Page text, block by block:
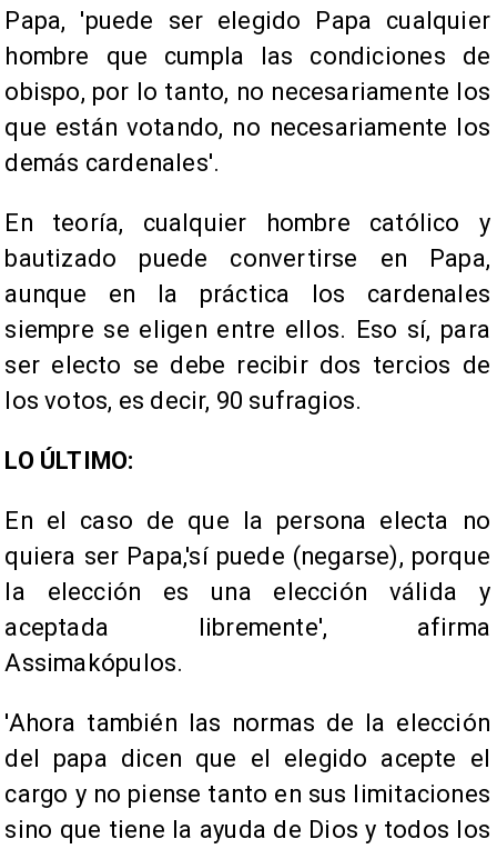
Papa, 'puede ser elegido Papa cualquier
hombre que cumpla las condiciones de
obispo, por lo tanto, no necesariamente los
que están votando, no necesariamente los
demás cardenales'.
En teoría, cualquier hombre católico y
bautizado puede convertirse en Papa,
aunque en la práctica los cardenales
siempre se eligen entre ellos. Eso sí, para
ser electo se debe recibir dos tercios de
los votos, es decir, 90 sufragios.
LO ÚLTIMO:
En el caso de que la persona electa no
quiera ser Papa,'sí puede (negarse), porque
la elección es una elección válida y
aceptada libremente', afirma
Assimakópulos.
'Ahora también las normas de la elección
del papa dicen que el elegido acepte el
cargo y no piense tanto en sus limitaciones
sino que tiene la ayuda de Dios y todos los